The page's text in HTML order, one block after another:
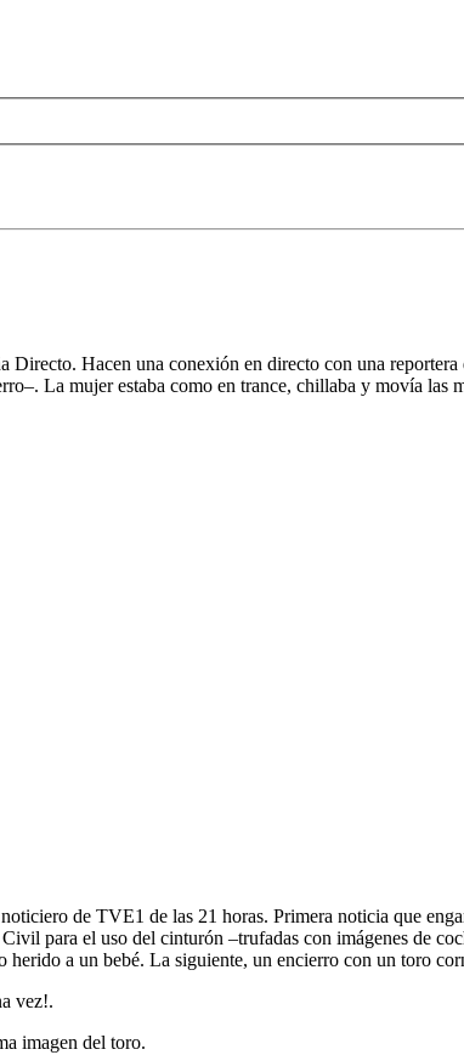
Hacen una conexión en directo con una
La mujer estaba como en trance, chillaba y movía las
de TVE1 de las 21 horas. Primera noticia que
para el uso del cinturón –trufadas con imágenes de
herido a un bebé. La siguiente, un encierro con un toro
vez!.
imagen del toro.